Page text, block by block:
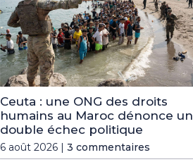
Ceuta : une ONG des droits
humains au Maroc dénonce un
double échec politique
6 août 2026 | 3 commentaires